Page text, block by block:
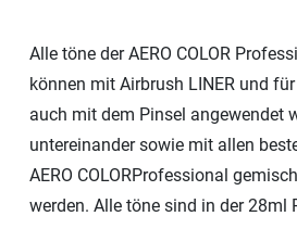
Alle töne der AERO COLOR
können mit Airbrush LINER und
auch mit dem Pinsel angewendet
untereinander sowie mit allen
AERO COLORProfessional
werden. Alle töne sind in der 28ml